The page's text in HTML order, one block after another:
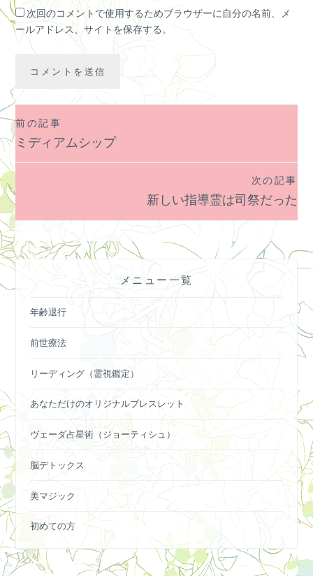
次回のコメントで使用するためブラウザーに自分の名前、メ
ールアドレス、サイトを保存する。
投
稿
ナ
ビ
ゲ
ー
シ
ョ
ン
前の記事
ミディアムシップ
次の記事
新しい指導霊は司祭だった
メニュー一覧
年齢退行
前世療法
リーディング（霊視鑑定）
あなただけのオリジナルブレスレット
ヴェーダ占星術（ジョーティシュ）
脳デトックス
美マジック
初めての方